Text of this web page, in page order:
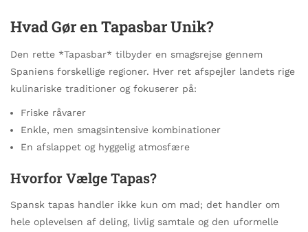
Hvad Gør en Tapasbar Unik?
Den rette *Tapasbar* tilbyder en smagsrejse gennem
Spaniens forskellige regioner. Hver ret afspejler landets rige
kulinariske traditioner og fokuserer på:
Friske råvarer
Enkle, men smagsintensive kombinationer
En afslappet og hyggelig atmosfære
Hvorfor Vælge Tapas?
Spansk tapas handler ikke kun om mad; det handler om
hele oplevelsen af deling, livlig samtale og den uformelle